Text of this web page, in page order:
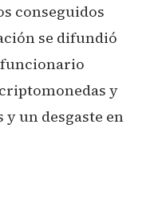
conseguidos
se difundió
y
un desgaste en